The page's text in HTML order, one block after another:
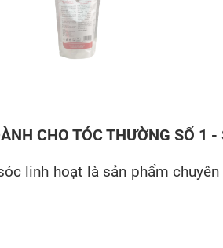
CHO TÓC THƯỜNG SỐ
linh hoạt là sản phẩm